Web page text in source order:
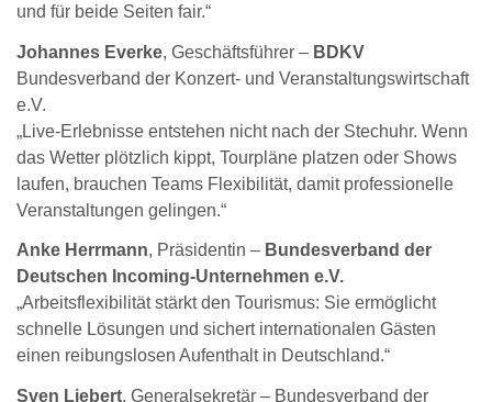
und für beide Seiten fair.“
Johannes Everke, Geschäftsführer – BDKV
Bundesverband der Konzert- und Veranstaltungswirtschaft
e.V.
„Live-Erlebnisse entstehen nicht nach der Stechuhr. Wenn
das Wetter plötzlich kippt, Tourpläne platzen oder Shows
laufen, brauchen Teams Flexibilität, damit professionelle
Veranstaltungen gelingen.“
Anke Herrmann, Präsidentin – Bundesverband der
Deutschen Incoming-Unternehmen e.V.
„Arbeitsflexibilität stärkt den Tourismus: Sie ermöglicht
schnelle Lösungen und sichert internationalen Gästen
einen reibungslosen Aufenthalt in Deutschland.“
Sven Liebert, Generalsekretär – Bundesverband der